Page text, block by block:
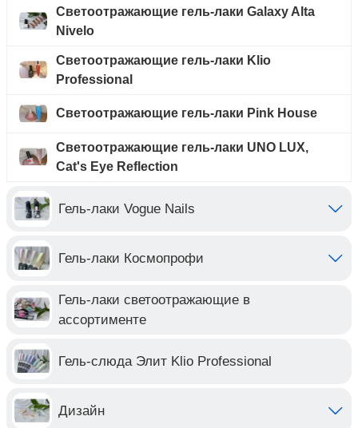
Светоотражающие гель-лаки Galaxy Alta
Nivelo
Светоотражающие гель-лаки Klio
Professional
Светоотражающие гель-лаки Pink House
Светоотражающие гель-лаки UNO LUX,
Cat's Eye Reflection
Гель-лаки Vogue Nails
Гель-лаки Космопрофи
Гель-лаки светоотражающие в
ассортименте
Гель-слюда Элит Klio Professional
Дизайн